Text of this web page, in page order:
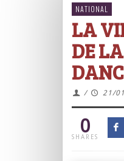
NATIONAL
LA
DE
/ 21/
0
SHARES